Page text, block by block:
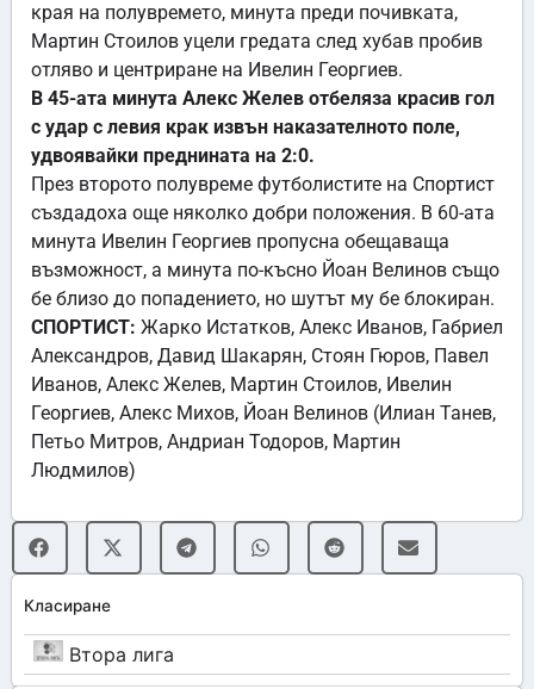
Класиране
Втора лига
края на полувремето, минута преди почивката,
Мартин Стоилов уцели гредата след хубав пробив
отляво и центриране на Ивелин Георгиев.
В 45-ата минута Алекс Желев отбеляза красив гол
с удар с левия крак извън наказателното поле,
удвоявайки преднината на 2:0.
През второто полувреме футболистите на Спортист
създадоха още няколко добри положения. В 60-ата
минута Ивелин Георгиев пропусна обещаваща
възможност, а минута по-късно Йоан Велинов също
бе близо до попадението, но шутът му бе блокиран.
СПОРТИСТ: Жарко Истатков, Алекс Иванов, Габриел
Александров, Давид Шакарян, Стоян Гюров, Павел
Иванов, Алекс Желев, Мартин Стоилов, Ивелин
Георгиев, Алекс Михов, Йоан Велинов (Илиан Танев,
Петьо Митров, Андриан Тодоров, Мартин
Людмилов)